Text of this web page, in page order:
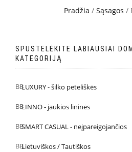
Pradžia / Sąsagos /
SPUSTELĖKITE LABIAUSIAI
KATEGORIJĄ
LUXURY - šilko peteliškės
LINNO - jaukios lininės
SMART CASUAL - neįpareigojančios
Lietuviškos / Tautiškos